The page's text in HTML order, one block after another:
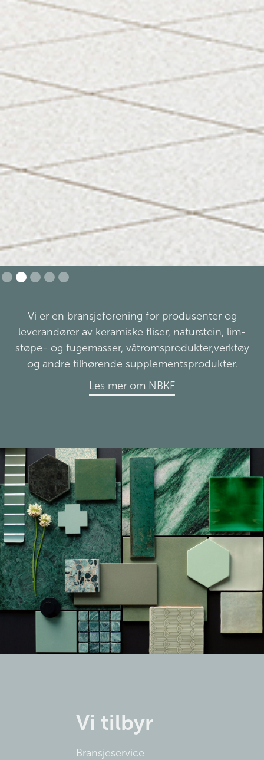
Slide 2 of 5.
Vi er en bransjeforening for produsenter og
leverandører av keramiske fliser, naturstein, lim-
støpe- og fugemasser, våtromsprodukter,verktøy
og andre tilhørende supplementsprodukter.
Les mer om NBKF
Vi tilbyr
Bransjeservice